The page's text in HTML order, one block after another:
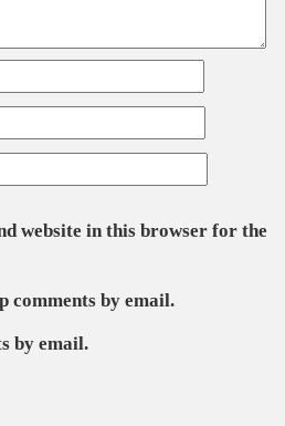
website in this browser for the
comments by email.
by email.